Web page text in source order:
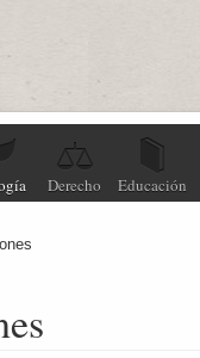
Derecho Educación